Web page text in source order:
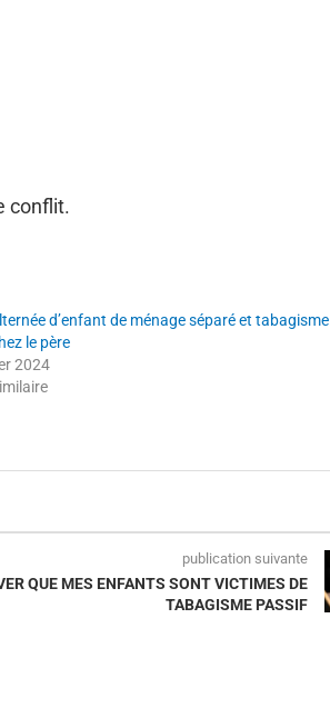
conflit.
d’enfant de ménage séparé et tabagisme
le père
2024
publication suivante
QUE MES ENFANTS SONT VICTIMES DE
TABAGISME PASSIF